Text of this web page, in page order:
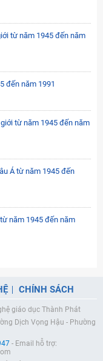
từ năm 1945 đến năm
đến năm 1991
từ năm 1945 đến năm
Á từ năm 1945 đến
năm 1945 đến năm
CHÍNH SÁCH
giáo dục Thành Phát
Dịch Vọng Hậu - Phường
- Email hỗ trợ: